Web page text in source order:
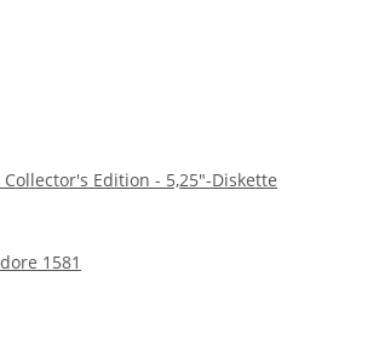
Edition - 5,25"-Diskette